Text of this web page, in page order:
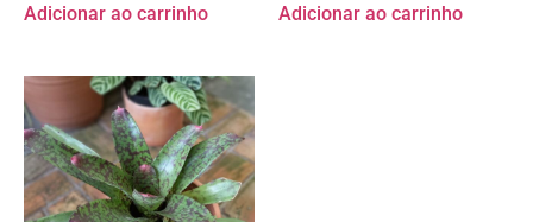
Adicionar ao carrinho Adicionar ao carrinho